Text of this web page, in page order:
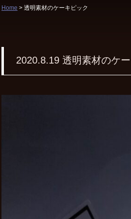
Home > 透明素材のケーキピック
2020.8.19 透明素材のケ